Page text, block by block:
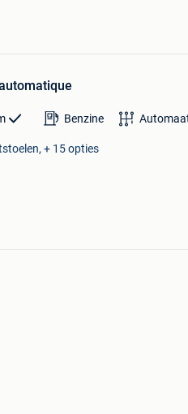
Benzine
+ 15 opties